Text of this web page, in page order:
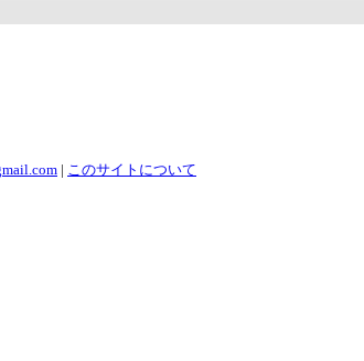
このサイトについて